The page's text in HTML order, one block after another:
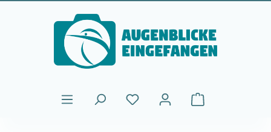
Saltar al contenido principal
El carrito de